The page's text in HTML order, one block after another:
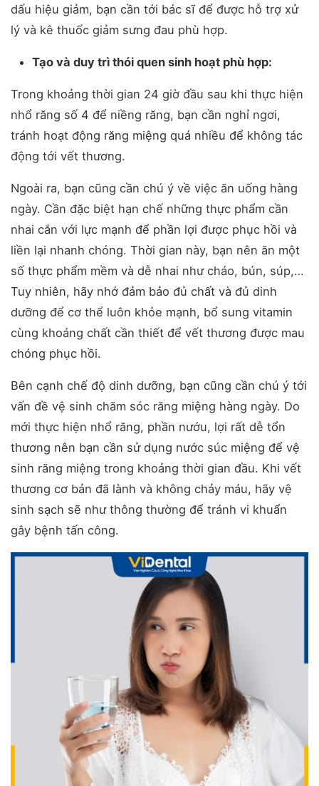
dấu hiệu giảm, bạn cần tới bác sĩ để được hỗ trợ xử
lý và kê thuốc giảm sưng đau phù hợp.
Tạo và duy trì thói quen sinh hoạt phù hợp:
Trong khoảng thời gian 24 giờ đầu sau khi thực hiện
nhổ răng số 4 để niềng răng, bạn cần nghỉ ngơi,
tránh hoạt động răng miệng quá nhiều để không tác
động tới vết thương.
Ngoài ra, bạn cũng cần chú ý về việc ăn uống hàng
ngày. Cần đặc biệt hạn chế những thực phẩm cần
nhai cắn với lực mạnh để phần lợi được phục hồi và
liền lại nhanh chóng. Thời gian này, bạn nên ăn một
số thực phẩm mềm và dễ nhai như cháo, bún, súp,…
Tuy nhiên, hãy nhớ đảm bảo đủ chất và đủ dinh
dưỡng để cơ thể luôn khỏe mạnh, bổ sung vitamin
cùng khoáng chất cần thiết để vết thương được mau
chóng phục hồi.
Bên cạnh chế độ dinh dưỡng, bạn cũng cần chú ý tới
vấn đề vệ sinh chăm sóc răng miệng hàng ngày. Do
mới thực hiện nhổ răng, phần nướu, lợi rất dễ tổn
thương nên bạn cần sử dụng nước súc miệng để vệ
sinh răng miệng trong khoảng thời gian đầu. Khi vết
thương cơ bản đã lành và không chảy máu, hãy vệ
sinh sạch sẽ như thông thường để tránh vi khuẩn
gây bệnh tấn công.